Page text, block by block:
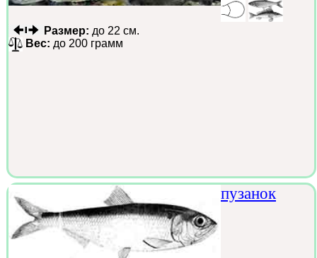
Размер: до 22 см.
Вес: до 200 грамм
пузанок